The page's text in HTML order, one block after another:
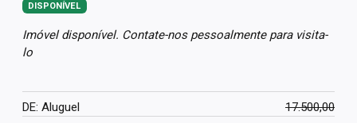
DISPONÍVEL
Imóvel disponível. Contate-nos pessoalmente para visita-
lo
DE: Aluguel
17.500,00